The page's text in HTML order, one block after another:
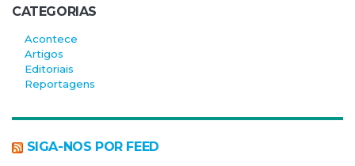
CATEGORIAS
Acontece
Artigos
Editoriais
Reportagens
SIGA-NOS POR FEED